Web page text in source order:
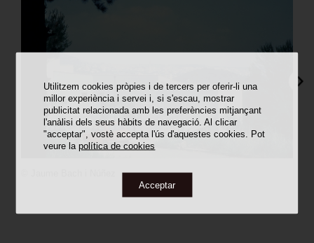
Utilitzem cookies pròpies i de tercers per oferir-li una
millor experiència i servei i, si s'escau, mostrar
publicitat relacionada amb les preferències mitjançant
l'anàlisi dels seus hàbits de navegació. Al clicar
"acceptar", vostè accepta l'ús d'aquestes cookies. Pot
veure lapolítica de cookies
Acceptar